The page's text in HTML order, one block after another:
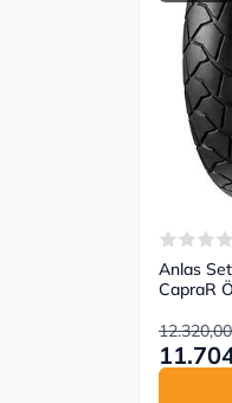
Anlas
CapraR